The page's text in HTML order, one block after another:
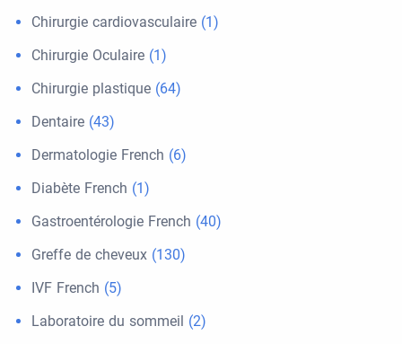
Chirurgie cardiovasculaire (1)
Chirurgie Oculaire (1)
Chirurgie plastique (64)
Dentaire (43)
Dermatologie French (6)
Diabète French (1)
Gastroentérologie French (40)
Greffe de cheveux (130)
IVF French (5)
Laboratoire du sommeil (2)